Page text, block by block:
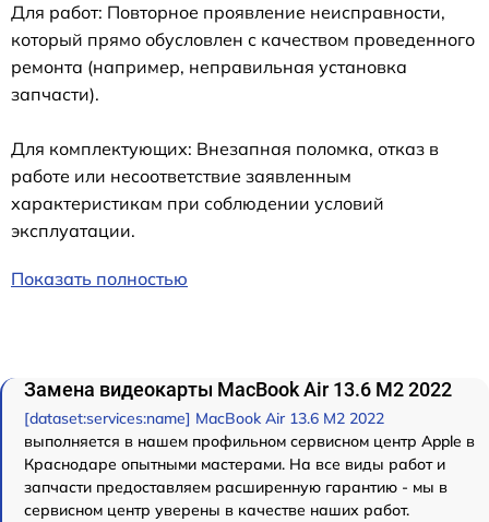
Для работ: Повторное проявление неисправности,
который прямо обусловлен с качеством проведенного
ремонта (например, неправильная установка
запчасти).
Для комплектующих: Внезапная поломка, отказ в
работе или несоответствие заявленным
характеристикам при соблюдении условий
эксплуатации.
Показать полностью
Замена видеокарты MacBook Air 13.6 M2 2022
[dataset:services:name] MacBook Air 13.6 M2 2022
выполняется в нашем профильном сервисном центр Apple в
Краснодаре опытными мастерами. На все виды работ и
запчасти предоставляем расширенную гарантию - мы в
сервисном центр уверены в качестве наших работ.